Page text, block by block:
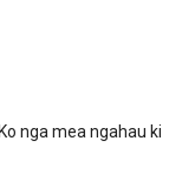
nga mea ngahau ki